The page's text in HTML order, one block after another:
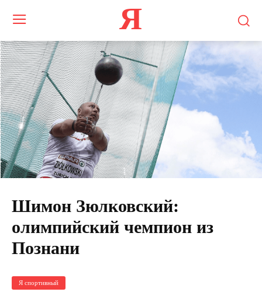
Я
Шимон Зюлковский:
олимпийский чемпион из
Познани
Я спортивный